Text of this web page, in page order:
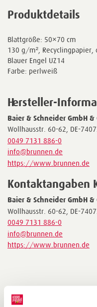
Produktdetails
Blattgröße: 50×70 cm
130 g/m², Recyclingpapier,
Blauer Engel UZ14
Farbe: perlweiß
Hersteller-
Baier & Schneider GmbH &
Wollhausstr. 60-62, DE-
0049 7131 886-0
info@brunnen.de
https://www.brunnen.de
Kontaktangaben
Baier & Schneider GmbH &
Wollhausstr. 60-62, DE-
0049 7131 886-0
info@brunnen.de
https://www.brunnen.de